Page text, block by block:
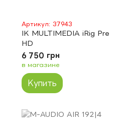
Артикул: 37943
IK MULTIMEDIA iRig Pre
HD
6 750 грн
в магазине
Купить